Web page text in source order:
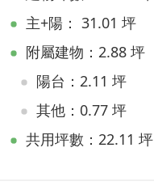
主+陽： 31.01 坪
附屬建物：2.88 坪
陽台：2.11 坪
其他：0.77 坪
共用坪數：22.11 坪